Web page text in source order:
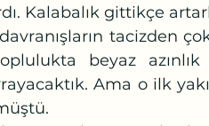
Kalabalık gittikçe
tacizden
beyaz
Ama o ilk